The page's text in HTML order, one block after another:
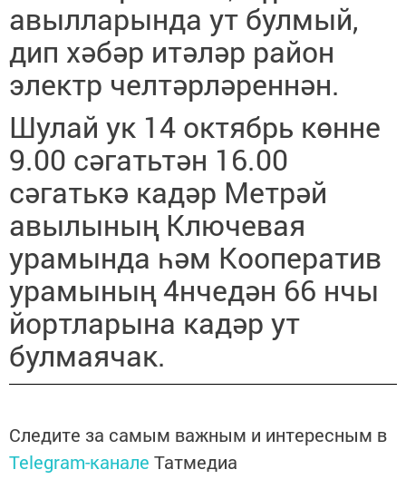
авылларында ут булмый,
дип хәбәр итәләр район
электр челтәрләреннән.
Шулай ук 14 октябрь көнне
9.00 сәгатьтән 16.00
сәгатькә кадәр Метрәй
авылының Ключевая
урамында һәм Кооператив
урамының 4нчедән 66 нчы
йортларына кадәр ут
булмаячак.
Следите за самым важным и интересным в
Telegram-канале Татмедиа